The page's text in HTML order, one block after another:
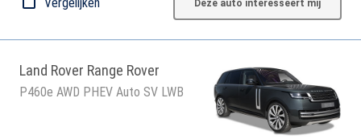
Deze auto interesseert mij
Land Rover Range Rover
P460e AWD PHEV Auto SV LWB